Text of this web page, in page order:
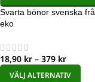
Svarta bönor svenska
eko
18,90 kr – 379 kr
VÄLJ ALTERNATIV